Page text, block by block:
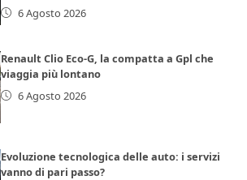
6 Agosto 2026
Renault Clio Eco-G, la compatta a Gpl che
viaggia più lontano
6 Agosto 2026
Evoluzione tecnologica delle auto: i servizi
vanno di pari passo?